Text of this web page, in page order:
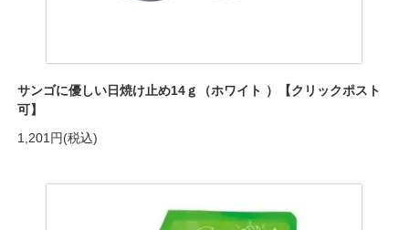
サンゴに優しい日焼け止め14ｇ（ホワイト ）【クリックポスト
可】
1,201円(税込)